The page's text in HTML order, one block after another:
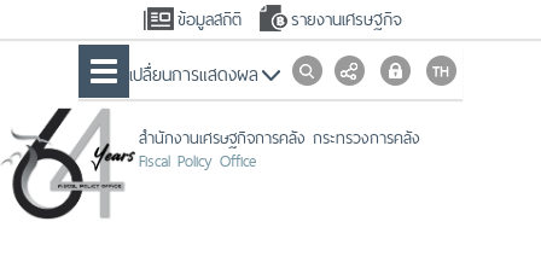
ข้อมูลสถิติ รายงานเศรษฐกิจ
เปลื่ยนการแสดงผล
สำนักงานเศรษฐกิจการคลัง กระทรวงการคลัง
Fiscal Policy Office